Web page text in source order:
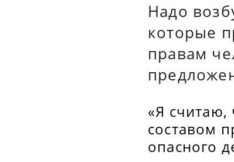
Надо
которые
правам
«Я считаю,
составом
опасного